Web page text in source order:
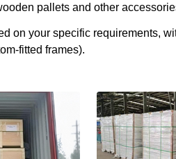
pallets and other
on your specific requirements,
fitted frames).